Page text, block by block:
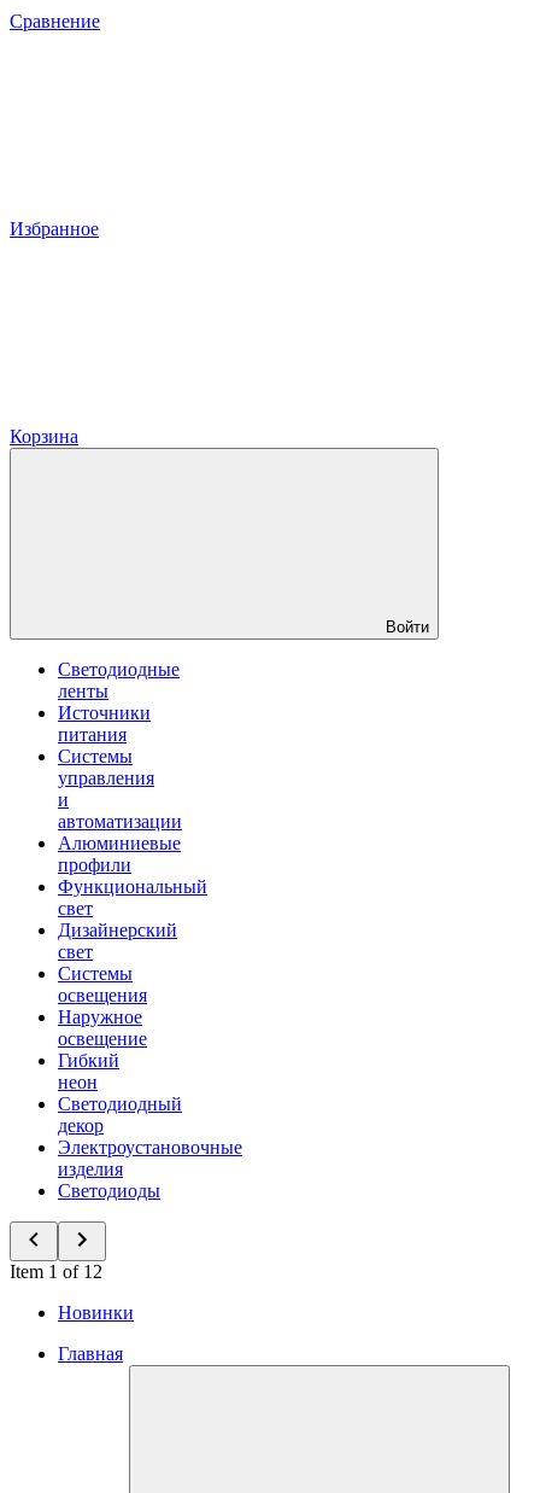
Сравнение
Избранное
Корзина
Войти
Светодиодные
ленты
Источники
питания
Системы
управления
и
автоматизации
Алюминиевые
профили
Функциональный
свет
Дизайнерский
свет
Системы
освещения
Наружное
освещение
Гибкий
неон
Светодиодный
декор
Электроустановочные
изделия
Светодиоды
Item 1 of 12
Новинки
Главная